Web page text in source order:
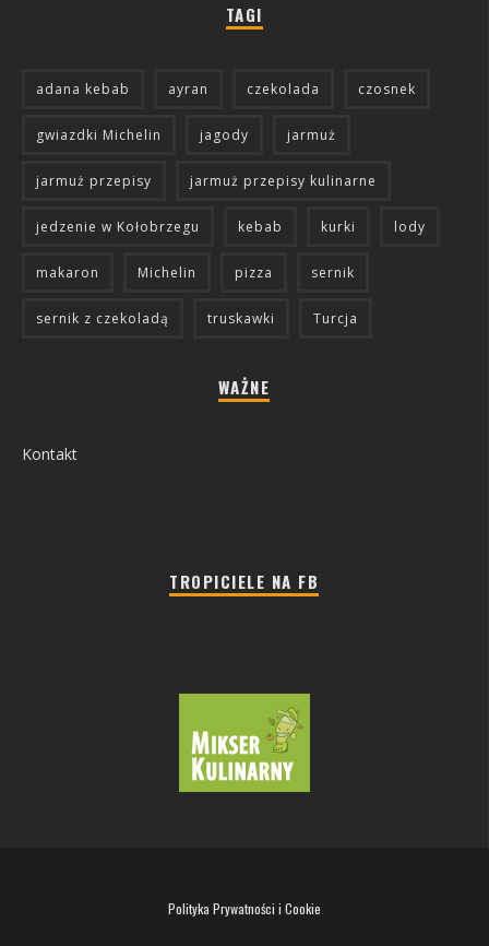
TAGI
adana kebab ayran czekolada czosnek
gwiazdki Michelin jagody jarmuż
jarmuż przepisy jarmuż przepisy kulinarne
jedzenie w Kołobrzegu kebab kurki lody
makaron Michelin pizza sernik
sernik z czekoladą truskawki Turcja
WAŻNE
Kontakt
TROPICIELE NA FB
Polityka Prywatności i Cookie